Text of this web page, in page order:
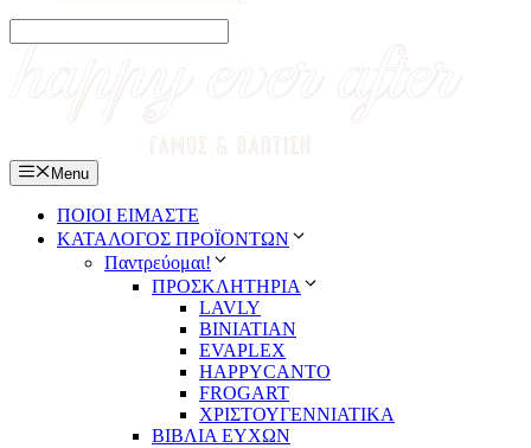
Menu
ΠΟΙΟΙ ΕΙΜΑΣΤΕ
ΚΑΤΑΛΟΓΟΣ ΠΡΟΪΟΝΤΩΝ
Παντρεύομαι!
ΠΡΟΣΚΛΗΤΗΡΙΑ
LAVLY
BINIATIAN
EVAPLEX
HAPPYCANTO
FROGART
ΧΡΙΣΤΟΥΓΕΝΝΙΑΤΙΚΑ
ΒΙΒΛΙΑ ΕΥΧΩΝ